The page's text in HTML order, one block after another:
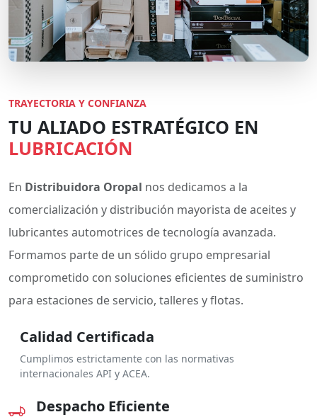
TRAYECTORIA Y CONFIANZA
TU ALIADO ESTRATÉGICO EN
LUBRICACIÓN
En Distribuidora Oropal nos dedicamos a la
comercialización y distribución mayorista de aceites y
lubricantes automotrices de tecnología avanzada.
Formamos parte de un sólido grupo empresarial
comprometido con soluciones eficientes de suministro
para estaciones de servicio, talleres y flotas.
Calidad Certificada
Cumplimos estrictamente con las normativas
internacionales API y ACEA.
Despacho Eficiente